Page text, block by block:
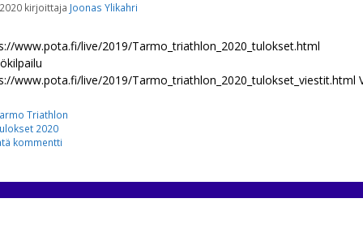
kirjoittaja Joonas Ylikahri
www.pota.fi/live/2019/Tarmo_triathlon_2020_tulokset.html
www.pota.fi/live/2019/Tarmo_triathlon_2020_tulokset_viestit.html
Triathlon
2020
kommentti